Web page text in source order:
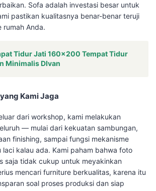
Sofa adalah investasi besar untuk
pastikan kualitasnya benar-benar teruji
rumah Anda.
Tidur Jati 160×200 Tempat Tidur
Minimalis DIvan
Kami Jaga
dari workshop, kami melakukan
— mulai dari kekuatan sambungan,
finishing, sampai fungsi mekanisme
laci kalau ada. Kami paham bahwa foto
saja tidak cukup untuk meyakinkan
mencari furniture berkualitas, karena itu
soal proses produksi dan siap